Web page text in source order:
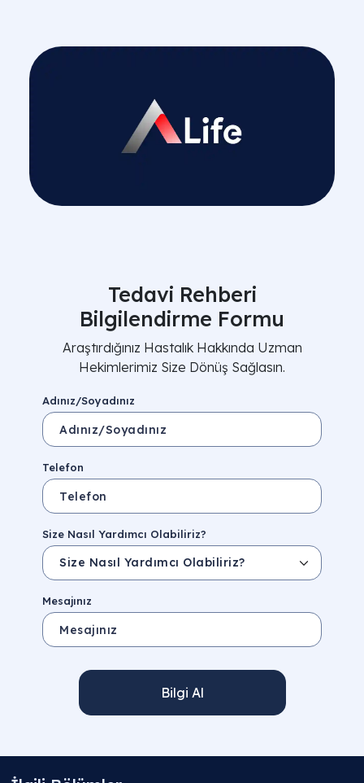
Tedavi Rehberi
Bilgilendirme Formu
Araştırdığınız Hastalık Hakkında Uzman
Hekimlerimiz Size Dönüş Sağlasın.
Adınız/Soyadınız
Telefon
Size Nasıl Yardımcı Olabiliriz?
Mesajınız
Bilgi Al